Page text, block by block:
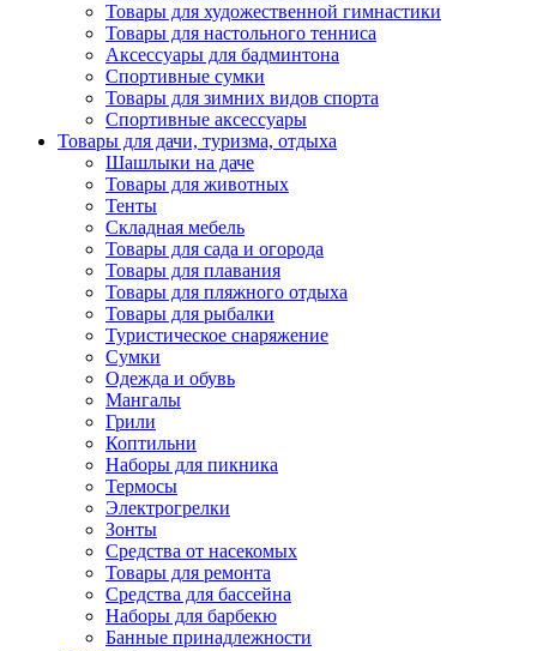
Товары для художественной гимнастики
Товары для настольного тенниса
Аксессуары для бадминтона
Спортивные сумки
Товары для зимних видов спорта
Спортивные аксессуары
Товары для дачи, туризма, отдыха
Шашлыки на даче
Товары для животных
Тенты
Складная мебель
Товары для сада и огорода
Товары для плавания
Товары для пляжного отдыха
Товары для рыбалки
Туристическое снаряжение
Сумки
Одежда и обувь
Мангалы
Грили
Коптильни
Наборы для пикника
Термосы
Электрогрелки
Зонты
Средства от насекомых
Товары для ремонта
Средства для бассейна
Наборы для барбекю
Банные принадлежности